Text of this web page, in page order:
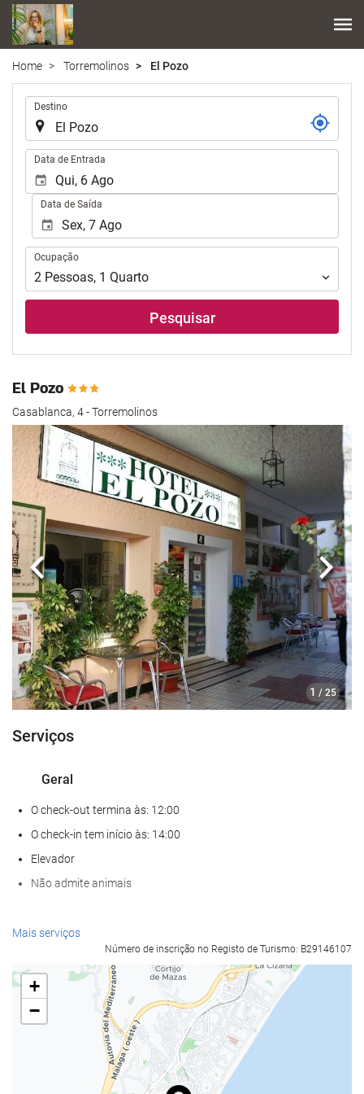
Home Torremolinos El Pozo
Destino
Data de Entrada
Data de Saída
Ocupação
Ocupação
2 Pessoas, 1 Quarto
Pesquisar
El Pozo
Casablanca, 4 - Torremolinos
1 / 25
Anterior
Serviços
Geral
O check-out termina às: 12:00
O check-in tem início às: 14:00
Elevador
Não admite animais
Alimentação e bebidas
Restaurante à la carte
Bar
Café/cafetaria no local
Serviços de receção
Recepção disponível 24 horas
Mais serviços
Número de inscrição no Registo de Turismo: B29146107
+
−